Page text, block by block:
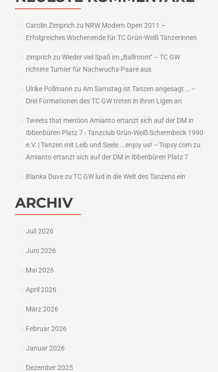
Carolin Zimprich zu NRW Modern Open 2011 –
Erfolgreiches Wochenende für TC Grün-Weiß Tänzerinnen
zimprich zu Wieder viel Spaß im „Ballroom“ – TC GW
richtete Turnier für Nachwuchs-Paare aus
Ulrike Pollmann zu Am Samstag ist Tanzen angesagt … –
Drei Formationen des TC GW treten in ihren Ligen an
Tweets that mention Amianto ertanzt sich auf der DM in
Ibbenbüren Platz 7 ‹ Tanzclub Grün-Weiß Schermbeck 1990
e.V. | Tanzen mit Leib und Seele ...enjoy us! -- Topsy.comzu
Amianto ertanzt sich auf der DM in Ibbenbüren Platz 7
Bianka Duvezu TC GW lud in die Welt des Tanzens ein
ARCHIV
Juli 2026
Juni 2026
Mai 2026
April 2026
März 2026
Februar 2026
Januar 2026
Dezember 2025